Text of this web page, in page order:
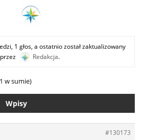
1 głos, a ostatnio został zaktualizowany
przez Redakcja.
w sumie)
Wpisy
#130173